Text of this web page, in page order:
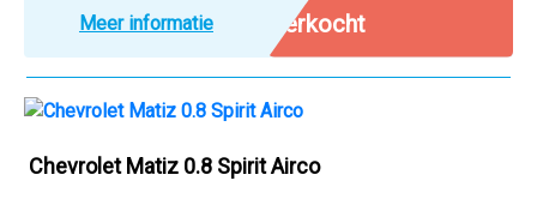
Meer informatie Verkocht
Chevrolet Matiz 0.8 Spirit Airco